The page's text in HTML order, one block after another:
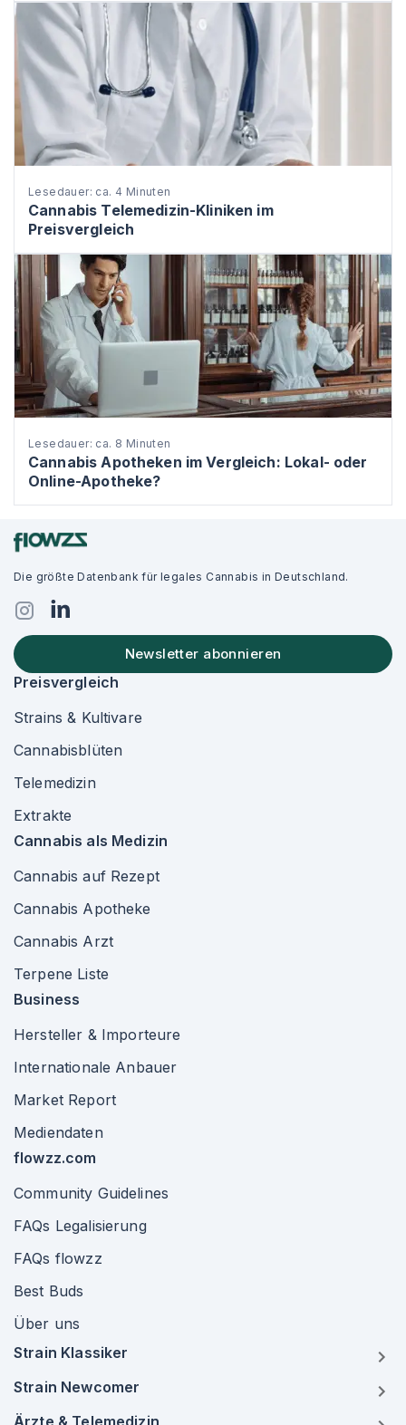
Lesedauer: ca. 4 Minuten
Cannabis Telemedizin-Kliniken im
Preisvergleich
Lesedauer: ca. 8 Minuten
Cannabis Apotheken im Vergleich: Lokal- oder
Online-Apotheke?
Die größte Datenbank für legales Cannabis in Deutschland.
Newsletter abonnieren
Preisvergleich
Strains & Kultivare
Cannabisblüten
Telemedizin
Extrakte
Cannabis als Medizin
Cannabis auf Rezept
Cannabis Apotheke
Cannabis Arzt
Terpene Liste
Business
Hersteller & Importeure
Internationale Anbauer
Market Report
Mediendaten
flowzz.com
Community Guidelines
FAQs Legalisierung
FAQs flowzz
Best Buds
Über uns
Strain Klassiker
Strain Newcomer
Ärzte & Telemedizin